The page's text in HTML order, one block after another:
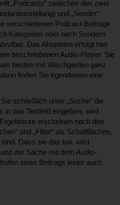
„Podcasts“ zwischen den zwei
und „Sender“
verschiedenen Podcast-Beiträge
Kategorien oder nach Sendern
Das Abspielen erfolgt hier
beschriebenen Audio-Player. Sie
besten mit Wischgesten ganz
finden Sie irgendwann eine
schließlich unter „Suche“ die
in das Textfeld eingeben, wird
erscheinen nach den
und „Filter“ als Schaltflächen,
Dass sie das tun, wird
der Sache mit dem Audio-
eines Beitrags leider auch